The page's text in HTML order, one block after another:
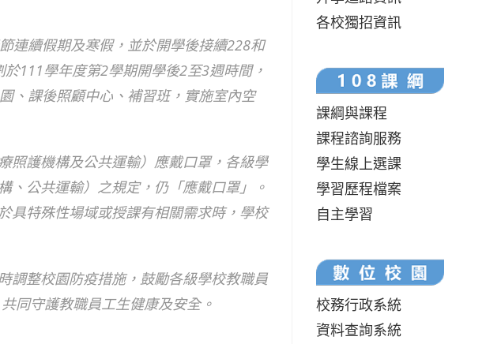
連續假期及寒假，並於開學後接續228和
111學年度第2學期開學後2至3週時間，
、課後照顧中心、補習班，實施室內空
照護機構及公共運輸）應戴口罩，各級學
、公共運輸）之規定，仍「應戴口罩」。
具特殊性場域或授課有相關需求時，學校
調整校園防疫措施，鼓勵各級學校教職員
同守護教職員工生健康及安全。
各校獨招資訊
課綱與課程
課程諮詢服務
學生線上選課
學習歷程檔案
自主學習
校務行政系統
資料查詢系統